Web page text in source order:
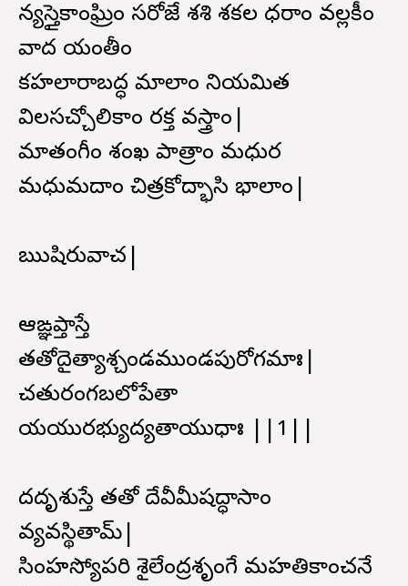
న్యస్తైకాంఘ్రిం సరోజే శశి శకల ధరాం వల్లకీం
వాద యంతీం
కహలారాబద్ధ మాలాం నియమిత
విలసచ్చోలికాం రక్త వస్త్రాం|
మాతంగీం శంఖ పాత్రాం మధుర
మధుమదాం చిత్రకోద్భాసి భాలాం|
ఋషిరువాచ|
ఆఙ్ఞప్తాస్తే
తతోదైత్యాశ్చండముండపురోగమాః|
చతురంగబలోపేతా
యయురభ్యుద్యతాయుధాః ||1||
దదృశుస్తే తతో దేవీమీషద్ధాసాం
వ్యవస్థితామ్|
సింహస్యోపరి శైలేంద్రశృంగే మహతికాంచనే